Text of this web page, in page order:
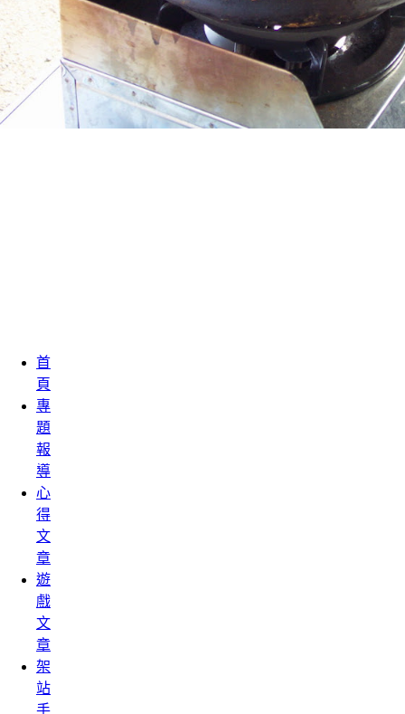
首
頁
專
題
報
導
心
得
文
章
遊
戲
文
章
架
站
手